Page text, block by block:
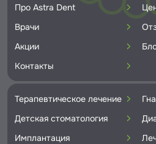
Про Astra Dent
Врачи
Акции
Контакты
Терапевтическое лечение
Детская стоматология
Имплантация